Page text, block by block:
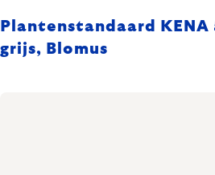
Plantenstandaard KENA
grijs, Blomus